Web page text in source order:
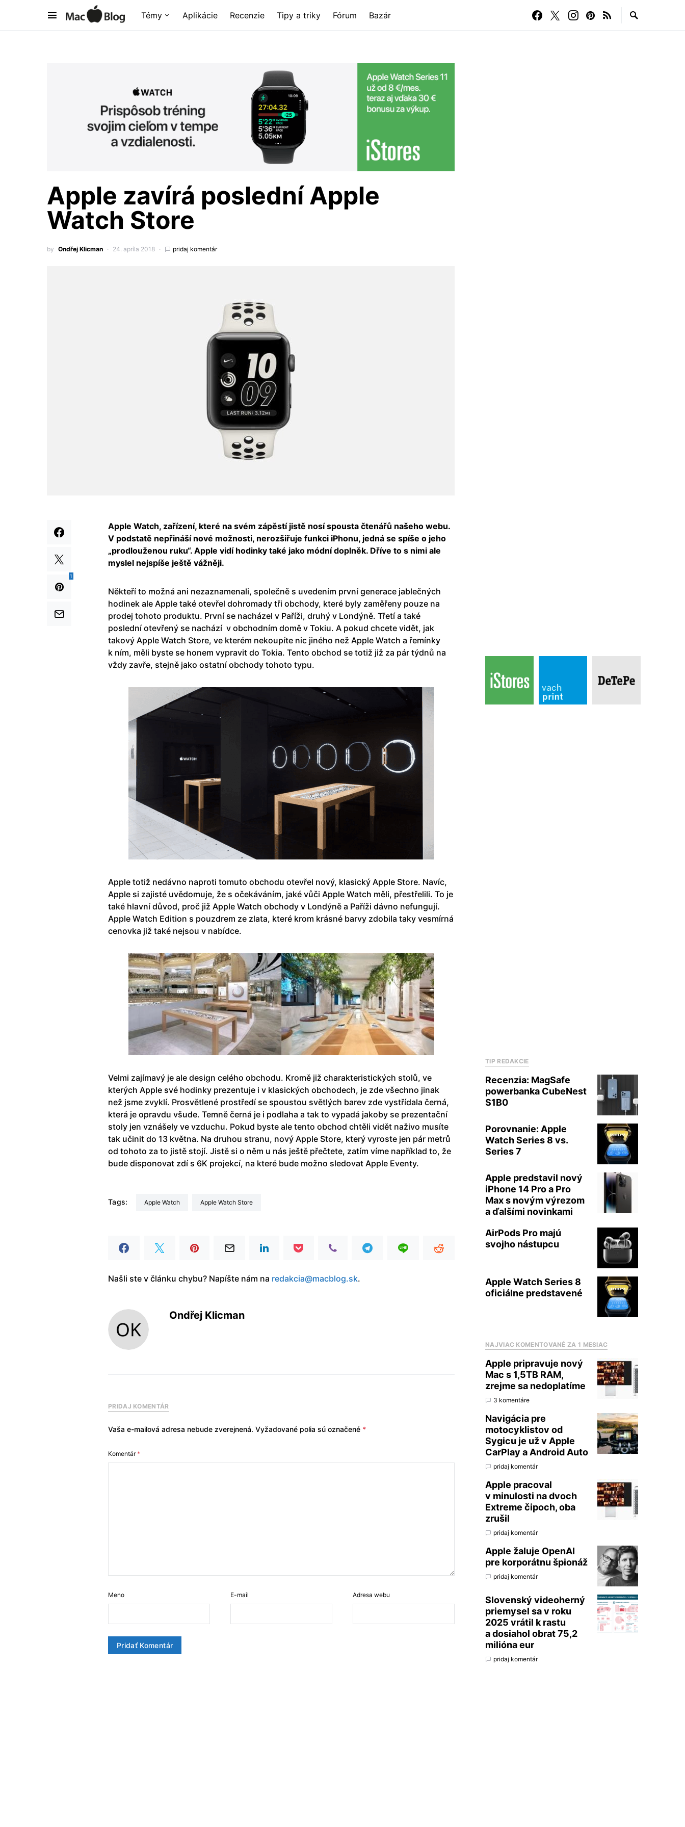
Témy Aplikácie Recenzie Tipy a triky Fórum Bazár
Apple zavírá poslední Apple
Watch Store
by Ondřej Klicman 24. apríla 2018 pridaj komentár
1
Apple Watch, zařízení, které na svém zápěstí jistě nosí spousta čtenářů našeho webu.
V podstatě nepřináší nové možnosti, nerozšiřuje funkci iPhonu, jedná se spíše o jeho
„prodlouženou ruku“. Apple vidí hodinky také jako módní doplněk. Dříve to s nimi ale
myslel nejspíše ještě vážněji.
Někteří to možná ani nezaznamenali, společně s uvedením první generace jablečných
hodinek ale Apple také otevřel dohromady tři obchody, které byly zaměřeny pouze na
prodej tohoto produktu. První se nacházel v Paříži, druhý v Londýně. Třetí a také
poslední otevřený se nachází v obchodním domě v Tokiu. A pokud chcete vidět, jak
takový Apple Watch Store, ve kterém nekoupíte nic jiného než Apple Watch a řemínky
k ním, měli byste se honem vypravit do Tokia. Tento obchod se totiž již za pár týdnů na
vždy zavře, stejně jako ostatní obchody tohoto typu.
Apple totiž nedávno naproti tomuto obchodu otevřel nový, klasický Apple Store. Navíc,
Apple si zajisté uvědomuje, že s očekáváním, jaké vůči Apple Watch měli, přestřelili. To je
také hlavní důvod, proč již Apple Watch obchody v Londýně a Paříži dávno nefungují.
Apple Watch Edition s pouzdrem ze zlata, které krom krásné barvy zdobila taky vesmírná
cenovka již také nejsou v nabídce.
Velmi zajímavý je ale design celého obchodu. Kromě již charakteristických stolů, ve
kterých Apple své hodinky prezentuje i v klasických obchodech, je zde všechno jinak
než jsme zvyklí. Prosvětlené prostředí se spoustou světlých barev zde vystřídala černá,
která je opravdu všude. Temně černá je i podlaha a tak to vypadá jakoby se prezentační
stoly jen vznášely ve vzduchu. Pokud byste ale tento obchod chtěli vidět naživo musíte
tak učinit do 13 května. Na druhou stranu, nový Apple Store, který vyroste jen pár metrů
od tohoto za to jistě stojí. Jistě si o něm u nás ještě přečtete, zatím víme například to, že
bude disponovat zdí s 6K projekcí, na které bude možno sledovat Apple Eventy.
Tags: Apple Watch Apple Watch Store
Našli ste v článku chybu? Napíšte nám na redakcia@macblog.sk.
Ondřej Klicman
PRIDAJ KOMENTÁR
Vaša e-mailová adresa nebude zverejnená. Vyžadované polia sú označené *
Komentár*
Meno E-mail Adresa webu
TIP REDAKCIE
Recenzia: MagSafe
powerbanka CubeNest
S1B0
Porovnanie: Apple
Watch Series 8 vs.
Series 7
Apple predstavil nový
iPhone 14 Pro a Pro
Max s novým výrezom
a ďalšími novinkami
AirPods Pro majú
svojho nástupcu
Apple Watch Series 8
oficiálne predstavené
NAJVIAC KOMENTOVANÉ ZA 1 MESIAC
Apple pripravuje nový
Mac s 1,5TB RAM,
zrejme sa nedoplatíme
3 komentáre
Navigácia pre
motocyklistov od
Sygicu je už v Apple
CarPlay a Android Auto
pridaj komentár
Apple pracoval
v minulosti na dvoch
Extreme čipoch, oba
zrušil
pridaj komentár
Apple žaluje OpenAI
pre korporátnu špionáž
pridaj komentár
Slovenský videoherný
priemysel sa v roku
2025 vrátil k rastu
a dosiahol obrat 75,2
milióna eur
pridaj komentár